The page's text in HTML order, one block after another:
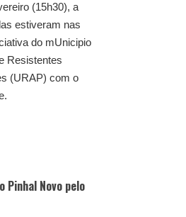
(15h30), a
estiveram nas
do mUnicipio
Resistentes
(URAP) com o
Pinhal Novo pelo